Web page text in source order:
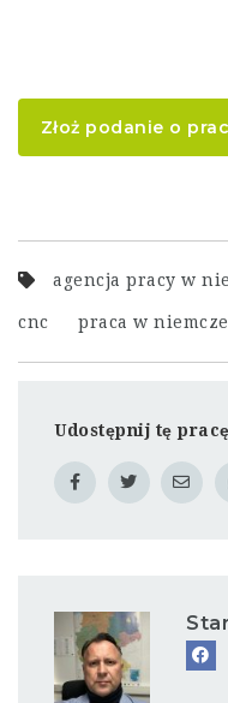
Złoż podanie o
agencja pracy w
cnc praca w
Udostępnij tę pracę